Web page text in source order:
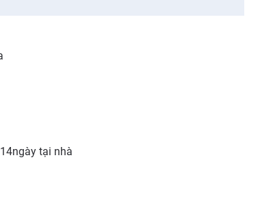
tại nhà